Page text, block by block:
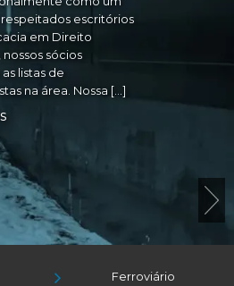
respeitados escritórios
em Direito
sócios
listas de
na área. Nossa […]
Ferroviário